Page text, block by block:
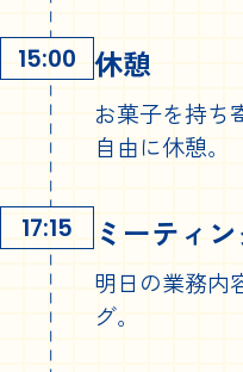
15:00 休憩
お菓子を持ち
自由に休憩。
17:15 ミーティ
明日の業務内
グ。